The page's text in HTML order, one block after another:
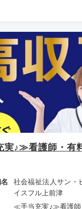
♪≫看護師・有
社会福祉法人サン・
イスフル上前津
≪手当充実♪≫看護師